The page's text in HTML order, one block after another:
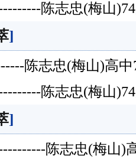
陈志忠(梅山
]
陈志忠(梅山)高
陈志忠(梅山
]
陈志忠(梅山)